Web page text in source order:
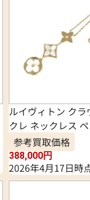
ルイヴィトン ク
クレ ネックレス
参考買取価格
388,000円
2026年4月17日時